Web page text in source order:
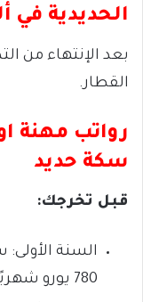
الحديدية في
بعد الإنتهاء من
القطار.
رواتب مهنة
سكة حديد
قبل تخرجك:
780 يورو شهريًا.